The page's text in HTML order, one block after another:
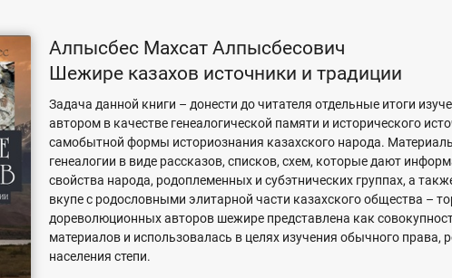
Алпысбес Махсат Алпысбесович
Шежире казахов источники и традиции
Задача данной книги – донести до читателя отдельные итоги
автором в качестве генеалогической памяти и исторического
самобытной формы историознания казахского народа.
генеалогии в виде рассказов, списков, схем, которые дают
свойства народа, родоплеменных и субэтнических группах, а
вкупе с родословными элитарной части казахского общества –
дореволюционных авторов шежире представлена как
материалов и использовалась в целях изучения обычного права,
населения степи.